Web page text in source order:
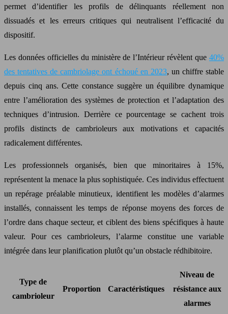
permet d’identifier les profils de délinquants réellement non
dissuadés et les erreurs critiques qui neutralisent l’efficacité du
dispositif.
Les données officielles du ministère de l’Intérieur révèlent que 40%
des tentatives de cambriolage ont échoué en 2023, un chiffre stable
depuis cinq ans. Cette constance suggère un équilibre dynamique
entre l’amélioration des systèmes de protection et l’adaptation des
techniques d’intrusion. Derrière ce pourcentage se cachent trois
profils distincts de cambrioleurs aux motivations et capacités
radicalement différentes.
Les professionnels organisés, bien que minoritaires à 15%,
représentent la menace la plus sophistiquée. Ces individus effectuent
un repérage préalable minutieux, identifient les modèles d’alarmes
installés, connaissent les temps de réponse moyens des forces de
l’ordre dans chaque secteur, et ciblent des biens spécifiques à haute
valeur. Pour ces cambrioleurs, l’alarme constitue une variable
intégrée dans leur planification plutôt qu’un obstacle rédhibitoire.
Type de
cambrioleur
Proportion Caractéristiques
Niveau de
résistance aux
alarmes